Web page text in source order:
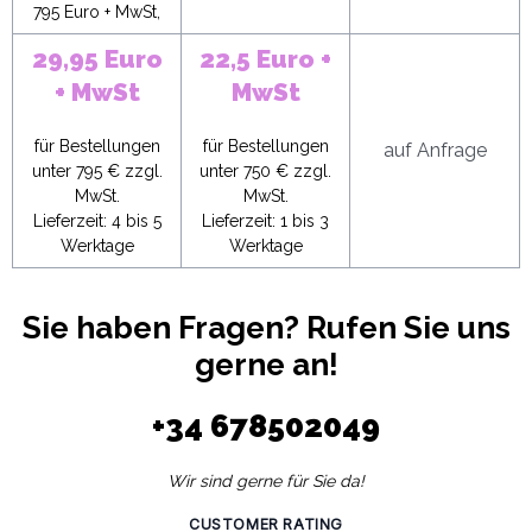
795 Euro + MwSt,
29,95 Euro
+ MwSt
für Bestellungen
unter 795 € zzgl.
MwSt.
Lieferzeit: 4 bis 5
Werktage
22,5 Euro +
MwSt
für Bestellungen
unter 750 € zzgl.
MwSt.
Lieferzeit: 1 bis 3
Werktage
auf Anfrage
Sie haben Fragen? Rufen Sie uns
gerne an!
+34 678502049
Wir sind gerne für Sie da!
CUSTOMER RATING